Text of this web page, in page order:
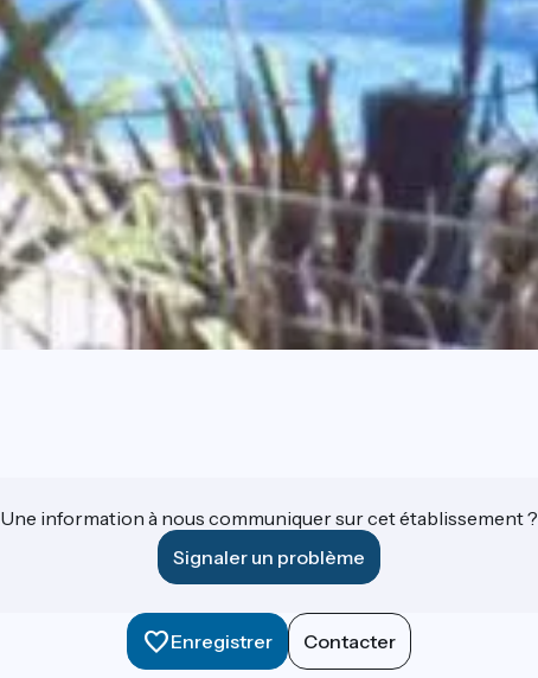
Une information à nous communiquer sur cet établissement ?
Signaler un problème
Enregistrer Contacter